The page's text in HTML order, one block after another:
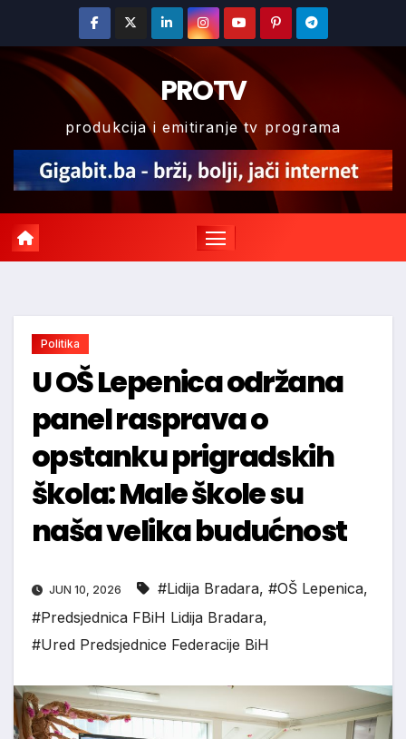
content
PROTV
produkcija i emitiranje tv programa
Politika
U OŠ Lepenica održana
panel rasprava o
opstanku prigradskih
škola: Male škole su
naša velika budućnost
JUN 10, 2026 #Lidija Bradara, #OŠ Lepenica,
#Predsjednica FBiH Lidija Bradara,
#Ured Predsjednice Federacije BiH